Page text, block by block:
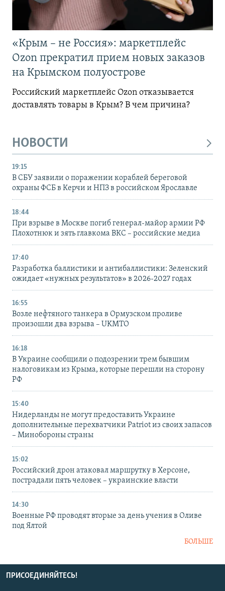
«Крым – не Россия»: маркетплейс
Ozon прекратил прием новых заказов
на Крымском полуострове
Российский маркетплейс Ozon отказывается
доставлять товары в Крым? В чем причина?
НОВОСТИ
19:15
В СБУ заявили о поражении кораблей береговой
охраны ФСБ в Керчи и НПЗ в российском Ярославле
18:44
При взрыве в Москве погиб генерал-майор армии РФ
Плохотнюк и зять главкома ВКС – российские медиа
17:40
Разработка баллистики и антибаллистики: Зеленский
ожидает «нужных результатов» в 2026-2027 годах
16:55
Возле нефтяного танкера в Ормузском проливе
произошли два взрыва – UKMTO
16:18
В Украине сообщили о подозрении трем бывшим
налоговикам из Крыма, которые перешли на сторону
РФ
15:40
Нидерланды не могут предоставить Украине
дополнительные перехватчики Patriot из своих запасов
– Минобороны страны
15:02
Российский дрон атаковал маршрутку в Херсоне,
пострадали пять человек – украинские власти
14:30
Военные РФ проводят вторые за день учения в Оливе
под Ялтой
БОЛЬШЕ
ПРИСОЕДИНЯЙТЕСЬ!